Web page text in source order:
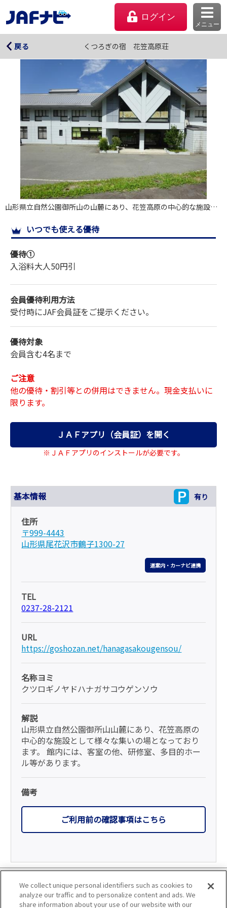
ログイン
メニュー
会員優待のご利用方法
サイトマップ
戻る くつろぎの宿 花笠高原荘
くつろぎの宿 花笠高原荘
山形県立自然公園御所山の山麓にあり、花笠高原の中心的な施設として様々な集いの場となっています。
いつでも使える優待
優待①
入浴料大人50円引
会員優待利用方法
受付時にJAF会員証をご提示ください。
優待対象
会員含む4名まで
ご注意
他の優待・割引等との併用はできません。現金支払いに
限ります。
ＪＡＦアプリ（会員証）を開く
※ＪＡＦアプリのインストールが必要です。
基本情報 有り
住所
〒999-4443
山形県尾花沢市鶴子1300-27
道案内・カーナビ連携
TEL
0237-28-2121
URL
https://goshozan.net/hanagasakougensou/
名称ヨミ
クツロギノヤドハナガサコウゲンソウ
解説
山形県立自然公園御所山山麓にあり、花笠高原の
中心的な施設として様々な集いの場となっており
ます。 館内には、客室の他、研修室、多目的ホー
ル等があります。
備考
ご利用前の確認事項はこちら
個人情報の取り扱いについて
We collect unique personal identifiers such as cookies to
analyze our traffic and to personalize content and ads. We
share information about your use of our website with our